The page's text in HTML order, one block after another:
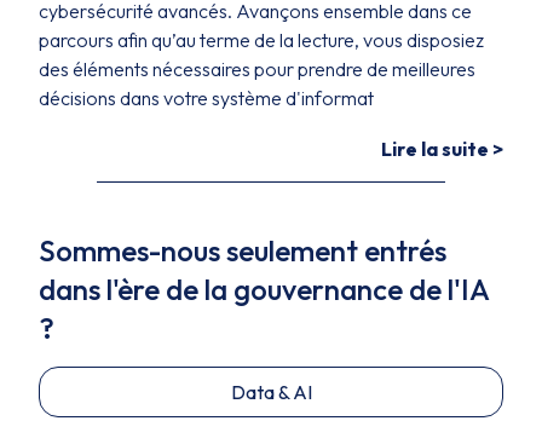
cybersécurité avancés. Avançons ensemble dans ce
parcours afin qu’au terme de la lecture, vous disposiez
des éléments nécessaires pour prendre de meilleures
décisions dans votre système d'informat
Lire la suite >
Sommes-nous seulement entrés
dans l'ère de la gouvernance de l'IA
?
Data & AI